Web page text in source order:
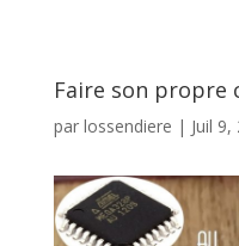
Faire son propre
par lossendiere | Juil 9,